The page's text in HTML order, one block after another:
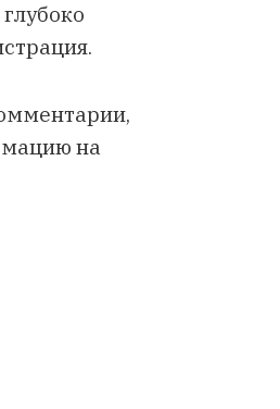
на